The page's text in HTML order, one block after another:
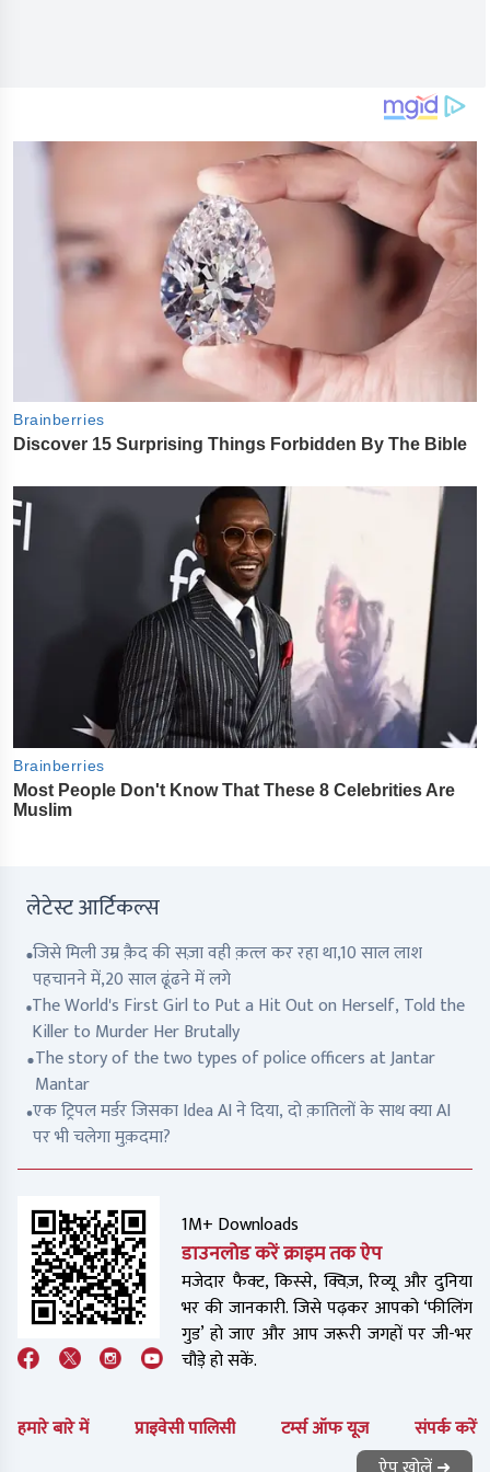
लेटेस्ट आर्टिकल्स
जिसे मिली उम्र क़ैद की सज़ा वही क़त्ल कर रहा था,10 साल लाश
पहचानने में,20 साल ढूंढने में लगे
The World's First Girl to Put a Hit Out on Herself, Told the
Killer to Murder Her Brutally
The story of the two types of police officers at Jantar
Mantar
एक ट्रिपल मर्डर जिसका Idea AI ने दिया, दो क़ातिलों के साथ क्या AI
पर भी चलेगा मुक़दमा?
1M+ Downloads
डाउनलोड करें क्राइम तक ऐप
मजेदार फैक्ट, किस्से, क्विज़, रिव्यू और दुनिया
भर की जानकारी. जिसे पढ़कर आपको ‘फीलिंग
गुड’ हो जाए और आप जरूरी जगहों पर जी-भर
चौड़े हो सकें.
हमारे बारे में प्राइवेसी पालिसी टर्म्स ऑफ यूज
संपर्क करें